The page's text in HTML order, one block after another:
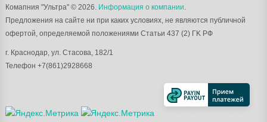
Комапния "Ультра"© 2026. Информация о компании.
Предложения на сайте ни при каких условиях, не являются публичной
офертой, определяемой положениями Статьи 437 (2) ГK РФ
г. Краснодар, ул. Стасова, 182/1
Телефон +7(861)2928668